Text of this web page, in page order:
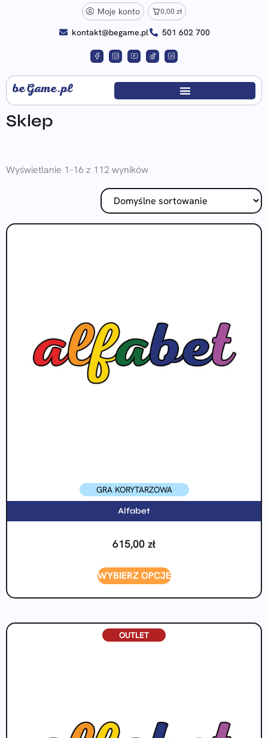
Moje konto 0,00 zł
kontakt@begame.pl 501 602 700
beGame.pl
Sklep
Wyświetlanie 1–16 z 112 wyników
GRA KORYTARZOWA
Alfabet
615,00 zł
WYBIERZ OPCJE
OUTLET